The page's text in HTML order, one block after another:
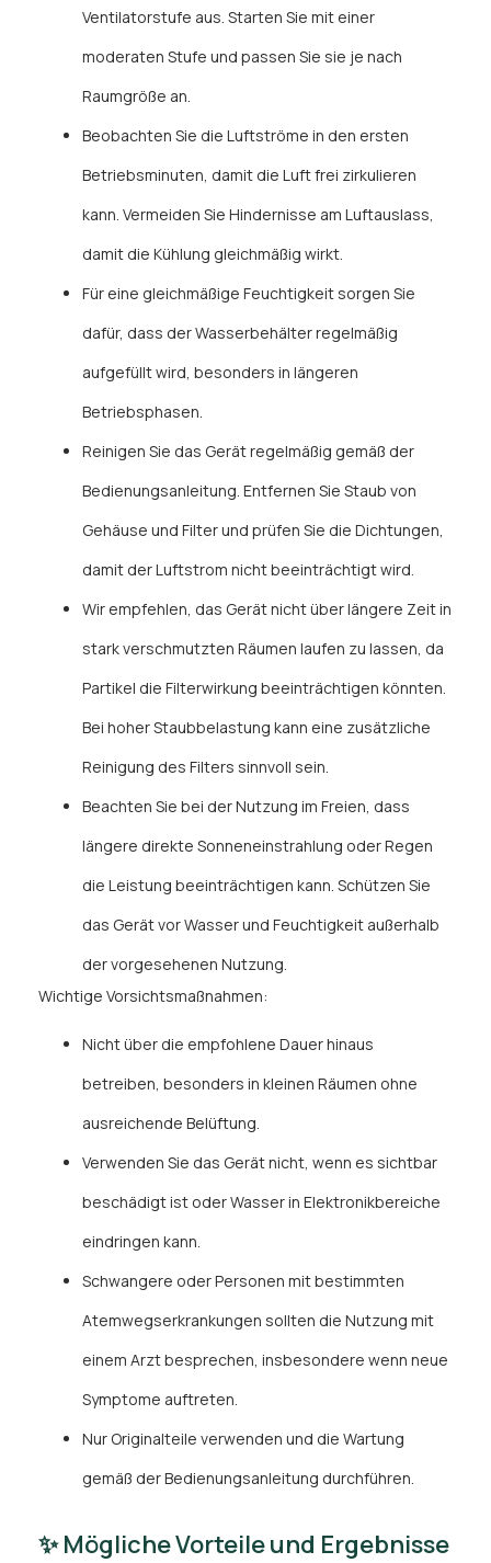
Ventilatorstufe aus. Starten Sie mit einer
moderaten Stufe und passen Sie sie je nach
Raumgröße an.
Beobachten Sie die Luftströme in den ersten
Betriebsminuten, damit die Luft frei zirkulieren
kann. Vermeiden Sie Hindernisse am Luftauslass,
damit die Kühlung gleichmäßig wirkt.
Für eine gleichmäßige Feuchtigkeit sorgen Sie
dafür, dass der Wasserbehälter regelmäßig
aufgefüllt wird, besonders in längeren
Betriebsphasen.
Reinigen Sie das Gerät regelmäßig gemäß der
Bedienungsanleitung. Entfernen Sie Staub von
Gehäuse und Filter und prüfen Sie die Dichtungen,
damit der Luftstrom nicht beeinträchtigt wird.
Wir empfehlen, das Gerät nicht über längere Zeit in
stark verschmutzten Räumen laufen zu lassen, da
Partikel die Filterwirkung beeinträchtigen könnten.
Bei hoher Staubbelastung kann eine zusätzliche
Reinigung des Filters sinnvoll sein.
Beachten Sie bei der Nutzung im Freien, dass
längere direkte Sonneneinstrahlung oder Regen
die Leistung beeinträchtigen kann. Schützen Sie
das Gerät vor Wasser und Feuchtigkeit außerhalb
der vorgesehenen Nutzung.
Wichtige Vorsichtsmaßnahmen:
Nicht über die empfohlene Dauer hinaus
betreiben, besonders in kleinen Räumen ohne
ausreichende Belüftung.
Verwenden Sie das Gerät nicht, wenn es sichtbar
beschädigt ist oder Wasser in Elektronikbereiche
eindringen kann.
Schwangere oder Personen mit bestimmten
Atemwegserkrankungen sollten die Nutzung mit
einem Arzt besprechen, insbesondere wenn neue
Symptome auftreten.
Nur Originalteile verwenden und die Wartung
gemäß der Bedienungsanleitung durchführen.
✨ Mögliche Vorteile und Ergebnisse